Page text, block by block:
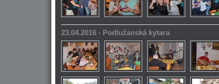
23.04.2016 - Podlužanská kytara